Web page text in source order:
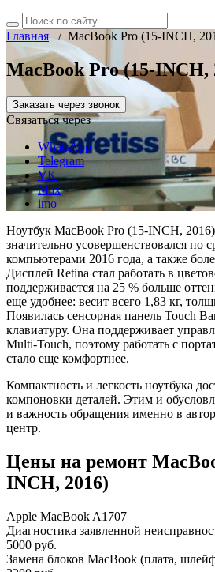
Главная/ MacBook Pro (15-INCH,
MacBook Pro (15-INCH,
Заказать через звонок
Связаться через
WhatsApp
Telegram
VK
Max
imo
Ноутбук MacBook Pro (15-INCH,
значительно усовершенствовался по
компьютерами 2016 года, а также
Дисплей Retina стал работать в
поддерживается на 25 % больше
еще удобнее: весит всего 1,83 кг,
Появилась сенсорная панель Touch
клавиатуру. Она поддерживает
Multi‑Touch, поэтому работать с
стало еще комфортнее.
Компактность и легкость ноутбука
компоновки деталей. Этим и
и важность обращения именно в
центр.
Цены на ремонт
INCH, 2016)
Apple MacBook A1707
Диагностика заявленной
5000 руб.
Замена блоков MacBook (плата,